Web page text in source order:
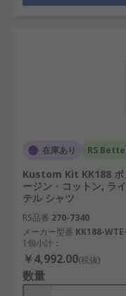
在庫あり RS
Kustom Kit KK188 ポ
ージン・コットン, ラ
テル シャツ
RS品番 270-7340
メーカー型番 KK188-
1個小計：
￥4,992.00(税抜)
数量